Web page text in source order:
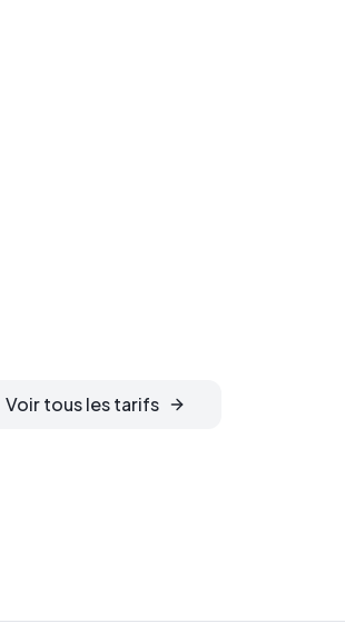
Voir tous les tarifs